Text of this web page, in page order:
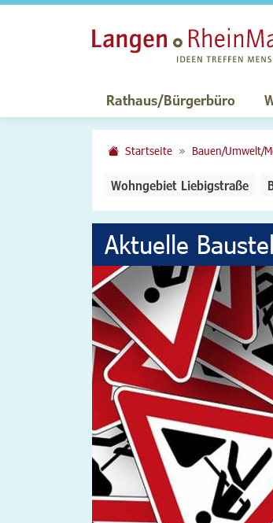
Rathaus/Bürgerbüro
Startseite Bauen/Umwelt/
Wohngebiet Liebigstraße
Aktuelle